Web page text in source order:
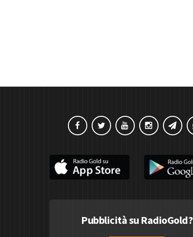
Pubblicità su RadioGold?